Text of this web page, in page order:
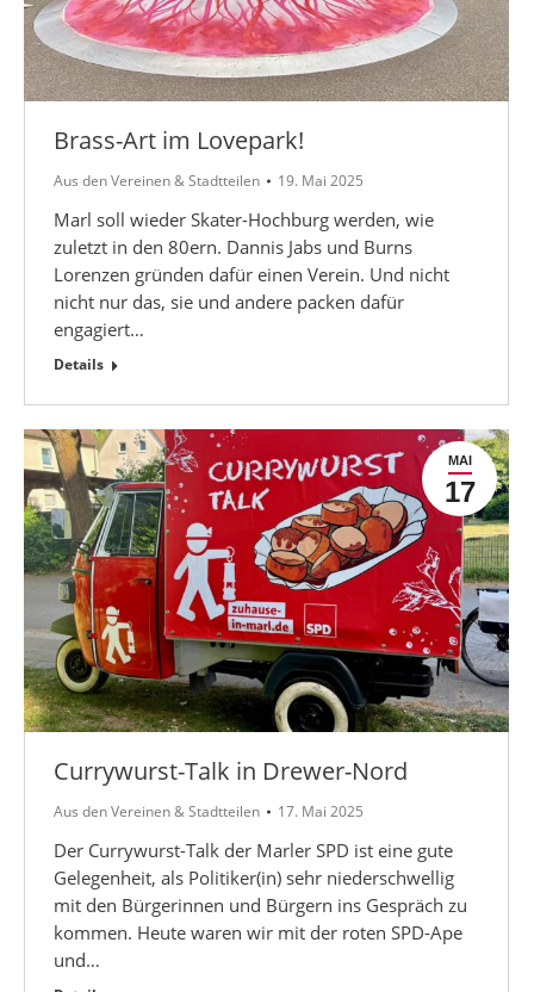
Brass-Art im Lovepark!
Aus den Vereinen & Stadtteilen 19. Mai 2025
Marl soll wieder Skater-Hochburg werden, wie
zuletzt in den 80ern. Dannis Jabs und Burns
Lorenzen gründen dafür einen Verein. Und nicht
nicht nur das, sie und andere packen dafür
engagiert…
Details
MAI
17
Currywurst-Talk in Drewer-Nord
Aus den Vereinen & Stadtteilen 17. Mai 2025
Der Currywurst-Talk der Marler SPD ist eine gute
Gelegenheit, als Politiker(in) sehr niederschwellig
mit den Bürgerinnen und Bürgern ins Gespräch zu
kommen. Heute waren wir mit der roten SPD-Ape
und…